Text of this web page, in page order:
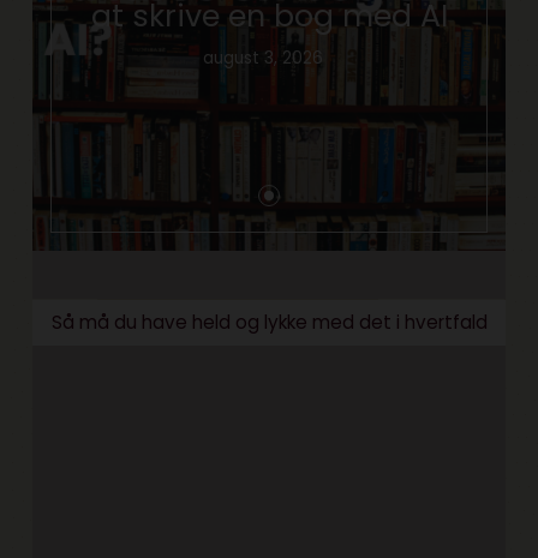
at skrive en bog med AI
august 3, 2026
Så må du have held og lykke med det i hvertfald